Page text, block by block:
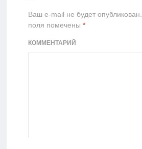
Ваш e-mail не будет опубликован.
поля помечены *
КОММЕНТАРИЙ